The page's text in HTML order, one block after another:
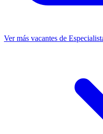
Ver más vacantes de